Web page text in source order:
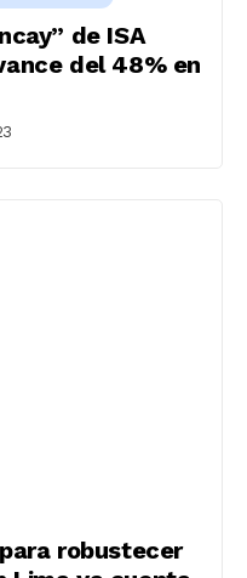
de ISA
del 48% en
robustecer